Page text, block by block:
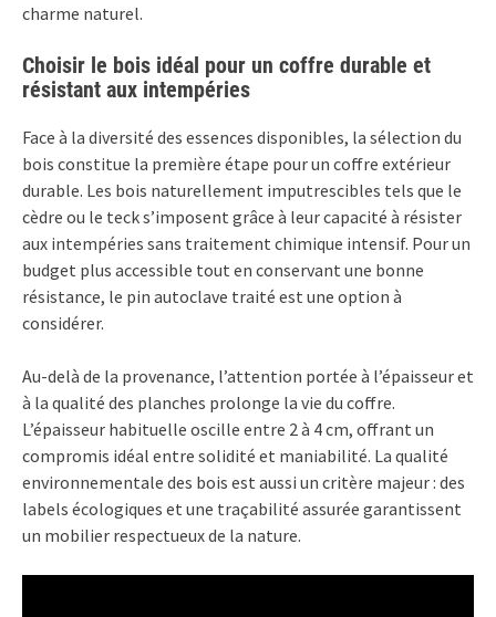
charme naturel.
Choisir le bois idéal pour un coffre durable et
résistant aux intempéries
Face à la diversité des essences disponibles, la sélection du
bois constitue la première étape pour un coffre extérieur
durable. Les bois naturellement imputrescibles tels que le
cèdre ou le teck s’imposent grâce à leur capacité à résister
aux intempéries sans traitement chimique intensif. Pour un
budget plus accessible tout en conservant une bonne
résistance, le pin autoclave traité est une option à
considérer.
Au-delà de la provenance, l’attention portée à l’épaisseur et
à la qualité des planches prolonge la vie du coffre.
L’épaisseur habituelle oscille entre 2 à 4 cm, offrant un
compromis idéal entre solidité et maniabilité. La qualité
environnementale des bois est aussi un critère majeur : des
labels écologiques et une traçabilité assurée garantissent
un mobilier respectueux de la nature.